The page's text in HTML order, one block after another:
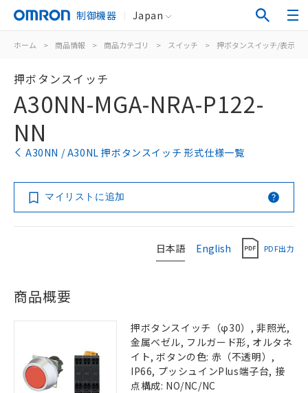
制御機器 Japan
ホーム > 商品情報 > 商品カテゴリ > スイッチ > 押ボタンスイッチ/表示灯
押ボタンスイッチ
A30NN-MGA-NRA-P122-
NN
A30NN / A30NL 押ボタンスイッチ 形式仕様一覧
マイリストに追加
日本語 English PDF出力
商品概要
押ボタンスイッチ（φ30）, 非照光,
金属ベゼル, フルガード形, オルタネ
イト, ボタンの色: 赤（不透明）,
IP66, プッシュインPlus端子台, 接
点構成: NO/NC/NC